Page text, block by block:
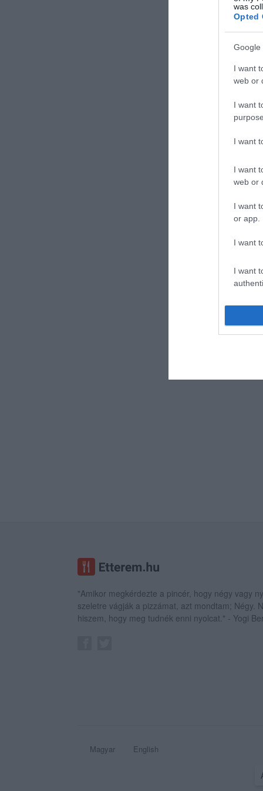
was
Opted
Google
I want
web or
I want
I want
I want
web or
I want
or app.
I want
I want
"Amikor megkérdezte a pincér, hogy négy vagy
szeletre vágják a pizzámat, azt mondtam; Négy.
hiszem, hogy meg tudnék enni nyolcat." - Yogi
Magyar English